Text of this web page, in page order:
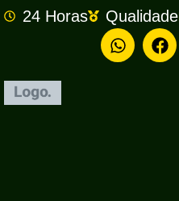
24 Horas Qualidade